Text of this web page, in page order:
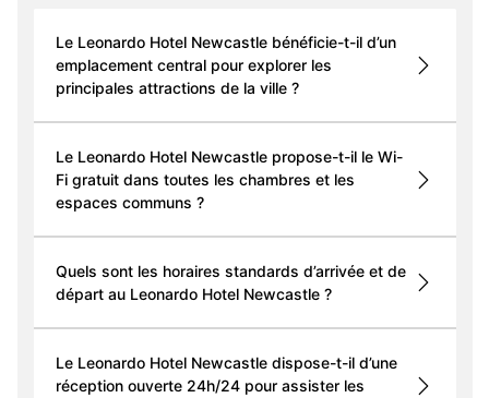
Le Leonardo Hotel Newcastle bénéficie-t-il d’un
emplacement central pour explorer les
principales attractions de la ville ?
Le Leonardo Hotel Newcastle propose-t-il le Wi-
Fi gratuit dans toutes les chambres et les
espaces communs ?
Quels sont les horaires standards d’arrivée et de
départ au Leonardo Hotel Newcastle ?
Le Leonardo Hotel Newcastle dispose-t-il d’une
réception ouverte 24h/24 pour assister les